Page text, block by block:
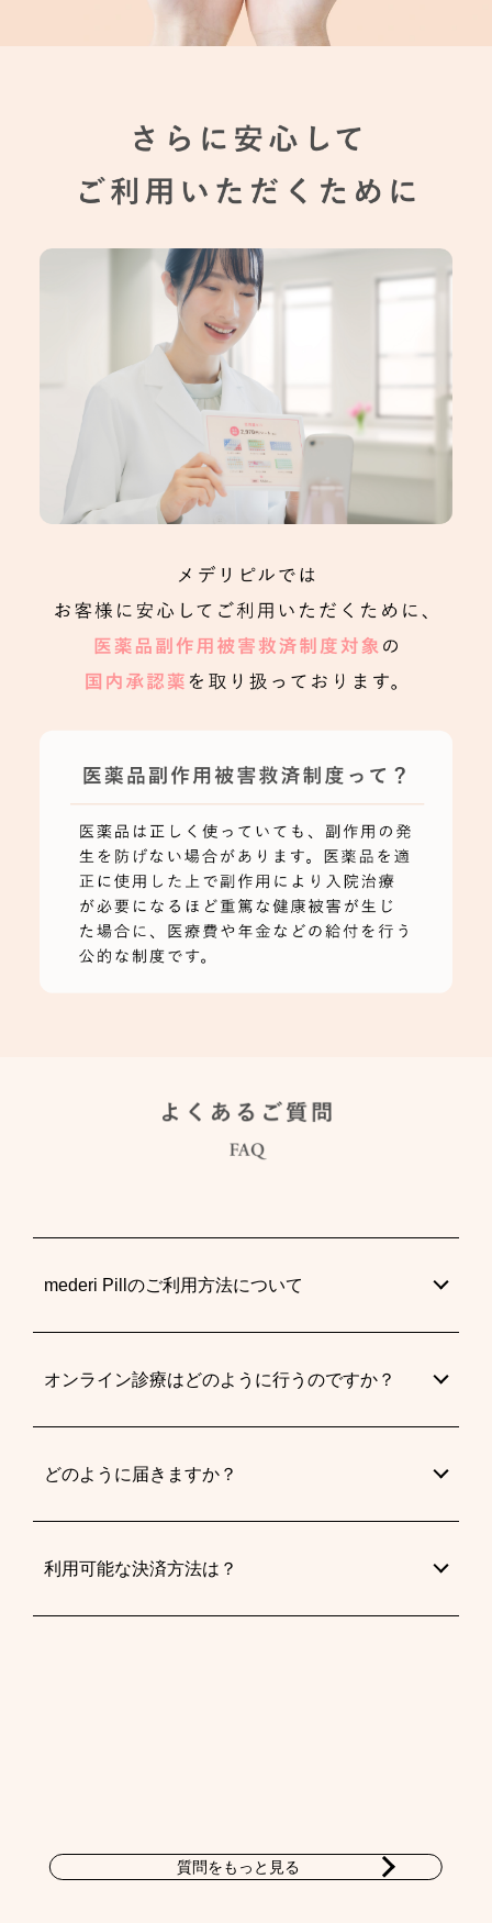
mederi Pillのご利用方法について
オンライン診療はどのように行うのですか？
どのように届きますか？
利用可能な決済方法は？
質問をもっと見る